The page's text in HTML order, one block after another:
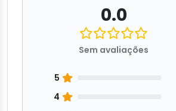
0.0
Sem avaliações
5
4